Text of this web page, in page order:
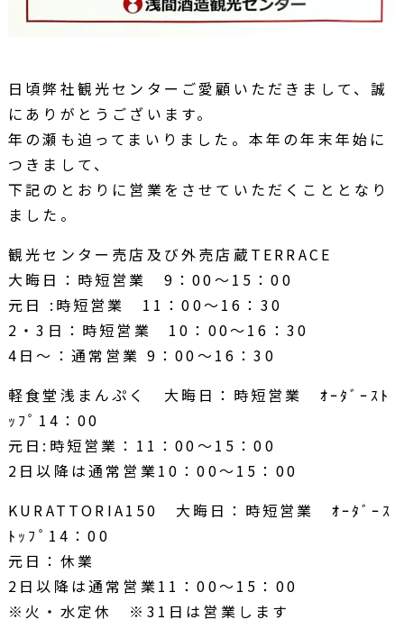
日頃弊社観光センターご愛顧いただきまして、誠
にありがとうございます。
年の瀬も迫ってまいりました。本年の年末年始に
つきまして、
下記のとおりに営業をさせていただくこととなり
ました。
観光センター売店及び外売店蔵TERRACE
大晦日：時短営業 9：00～15：00
元日 :時短営業 11：00～16：30
2・3日：時短営業 10：00～16：30
4日～：通常営業 9：00～16：30
軽食堂浅まんぷく 大晦日：時短営業 ｵｰﾀﾞｰｽﾄ
ｯﾌﾟ14：00
元日:時短営業：11：00～15：00
2日以降は通常営業10：00～15：00
KURATTORIA150 大晦日：時短営業 ｵｰﾀﾞｰｽ
ﾄｯﾌﾟ14：00
元日：休業
2日以降は通常営業11：00～15：00
※火・水定休 ※31日は営業します